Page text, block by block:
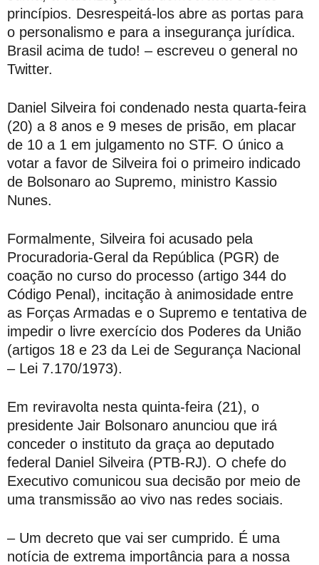
princípios. Desrespeitá-los abre as portas para
o personalismo e para a insegurança jurídica.
Brasil acima de tudo! – escreveu o general no
Twitter.
Daniel Silveira foi condenado nesta quarta-feira
(20) a 8 anos e 9 meses de prisão, em placar
de 10 a 1 em julgamento no STF. O único a
votar a favor de Silveira foi o primeiro indicado
de Bolsonaro ao Supremo, ministro Kassio
Nunes.
Formalmente, Silveira foi acusado pela
Procuradoria-Geral da República (PGR) de
coação no curso do processo (artigo 344 do
Código Penal), incitação à animosidade entre
as Forças Armadas e o Supremo e tentativa de
impedir o livre exercício dos Poderes da União
(artigos 18 e 23 da Lei de Segurança Nacional
– Lei 7.170/1973).
Em reviravolta nesta quinta-feira (21), o
presidente Jair Bolsonaro anunciou que irá
conceder o instituto da graça ao deputado
federal Daniel Silveira (PTB-RJ). O chefe do
Executivo comunicou sua decisão por meio de
uma transmissão ao vivo nas redes sociais.
– Um decreto que vai ser cumprido. É uma
notícia de extrema importância para a nossa